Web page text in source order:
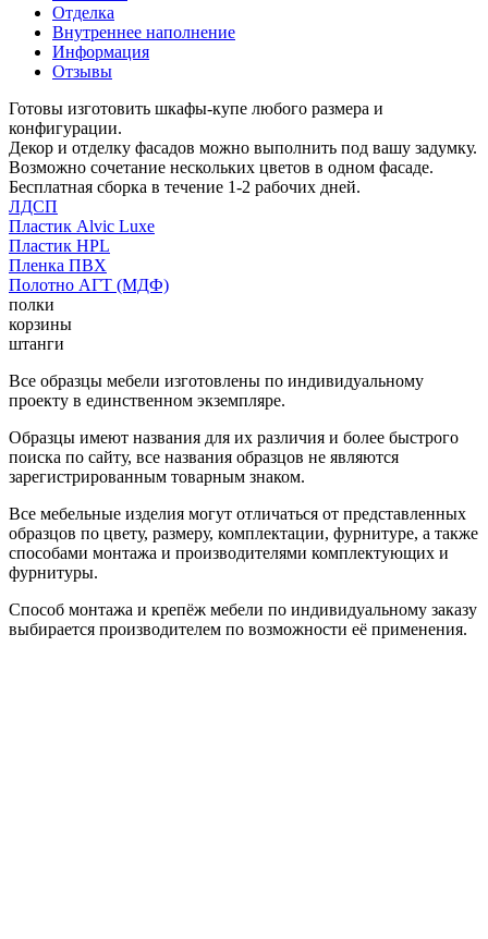
Отделка
Внутреннее наполнение
Информация
Отзывы
Готовы изготовить шкафы-купе любого размера и
конфигурации.
Декор и отделку фасадов можно выполнить под вашу задумку.
Возможно сочетание нескольких цветов в одном фасаде.
Бесплатная сборка в течение 1-2 рабочих дней.
ЛДСП
Пластик Alvic Luxe
Пластик HPL
Пленка ПВХ
Полотно АГТ (МДФ)
полки
корзины
штанги
Все образцы мебели изготовлены по индивидуальному
проекту в единственном экземпляре.
Образцы имеют названия для их различия и более быстрого
поиска по сайту, все названия образцов не являются
зарегистрированным товарным знаком.
Все мебельные изделия могут отличаться от представленных
образцов по цвету, размеру, комплектации, фурнитуре, а также
способами монтажа и производителями комплектующих и
фурнитуры.
Способ монтажа и крепёж мебели по индивидуальному заказу
выбирается производителем по возможности её применения.